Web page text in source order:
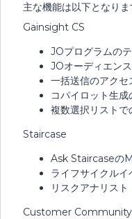
主な機能は以下となりま
Gainsight CS
JOプログラムの
JOオーディエン
一括送信のアクセ
コパイロット生
複数選択リスト
Staircase
Ask Staircaseの
ライフサイクルイ
リスクアナリスト
Customer Community